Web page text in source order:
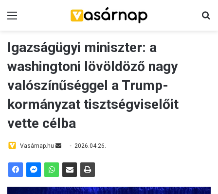
Igazságügyi miniszter: a
washingtoni lövöldöző nagy
valószínűséggel a Trump-
kormányzat tisztségviselőit
vette célba
Vasárnap.hu 2026.04.26.